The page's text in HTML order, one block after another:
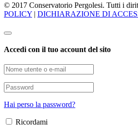
© 2017 Conservatorio Pergolesi. Tutti i
POLICY | DICHIARAZIONE DI
Accedi con il tuo account del sito
Hai perso la password?
Ricordami